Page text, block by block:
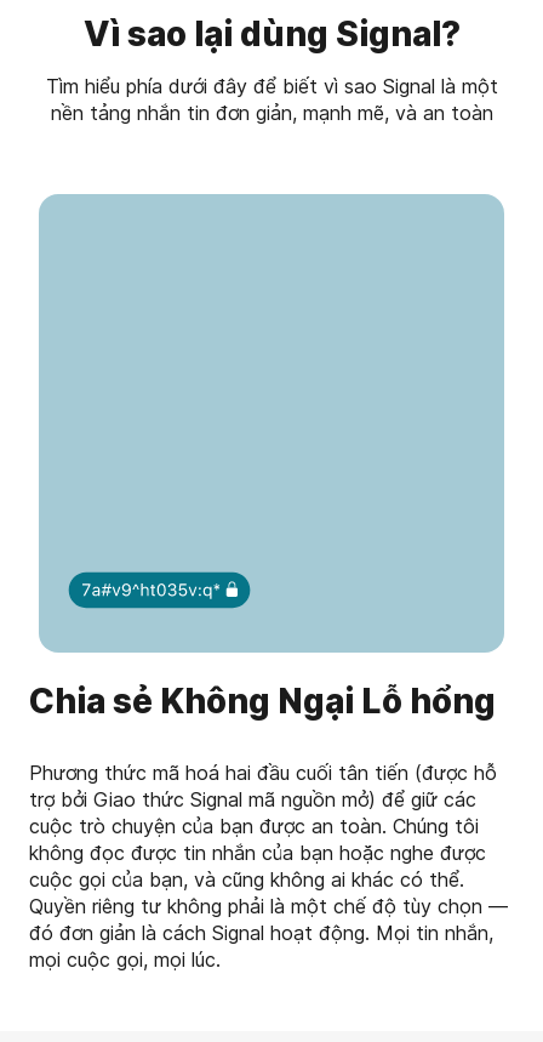
Vì sao lại dùng Signal?
Tìm hiểu phía dưới đây để biết vì sao Signal là một
nền tảng nhắn tin đơn giản, mạnh mẽ, và an toàn
Chia sẻ Không Ngại Lỗ hổng
Phương thức mã hoá hai đầu cuối tân tiến (được hỗ
trợ bởi Giao thức Signal mã nguồn mở) để giữ các
cuộc trò chuyện của bạn được an toàn. Chúng tôi
không đọc được tin nhắn của bạn hoặc nghe được
cuộc gọi của bạn, và cũng không ai khác có thể.
Quyền riêng tư không phải là một chế độ tùy chọn —
đó đơn giản là cách Signal hoạt động. Mọi tin nhắn,
mọi cuộc gọi, mọi lúc.